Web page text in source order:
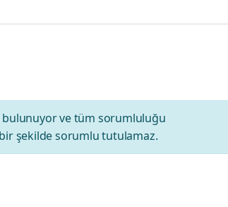
bulunuyor ve tüm sorumluluğu
şekilde sorumlu tutulamaz.